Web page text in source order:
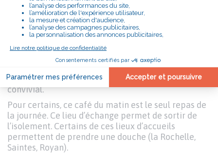
DU
PARAGRAPHE
Texte
Les “cafés causette”: cinq « cafés causette »
existent en Délégation Charentes : Angoulême,
Cognac, La rochelle, Saintes, Rochefort et Royan. Ils
sont fréquentés notamment par des personnes en
grande précarité, souvent très isolées. Au café
causette on trouve : écoute et reconnaissance
mutuelle, autour d’un café et d’un petit déjeuner
convivial.
Pour certains, ce café du matin est le seul repas de
la journée. Ce lieu d’échange permet de sortir de
l’isolement. Certains de ces lieux d’accueils
permettent de prendre une douche (la Rochelle,
Saintes, Royan).